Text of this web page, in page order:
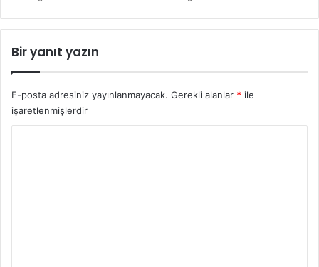
Bir yanıt yazın
E-posta adresiniz yayınlanmayacak. Gerekli alanlar * ile
işaretlenmişlerdir